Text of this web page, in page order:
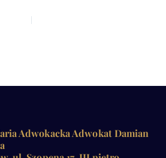
Adwokacka Adwokat Damian